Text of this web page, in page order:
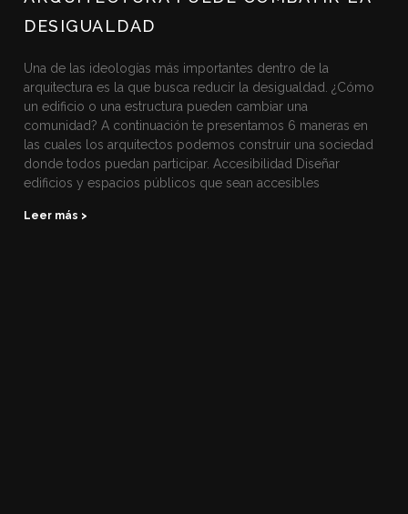
DESIGUALDAD
Una de las ideologías más importantes dentro de la
arquitectura es la que busca reducir la desigualdad. ¿Cómo
un edificio o una estructura pueden cambiar una
comunidad? A continuación te presentamos 6 maneras en
las cuales los arquitectos podemos construir una sociedad
donde todos puedan participar. Accesibilidad Diseñar
edificios y espacios públicos que sean accesibles
Leer más >